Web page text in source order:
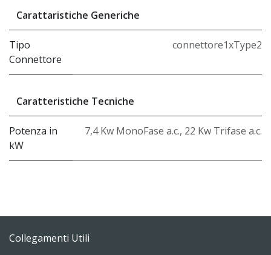
Carattaristiche Generiche
Tipo
Connettore
connettore1xType2
Caratteristiche Tecniche
Potenza in
kW
7,4 Kw MonoFase a.c., 22 Kw Trifase a.c.
Collegamenti Utili